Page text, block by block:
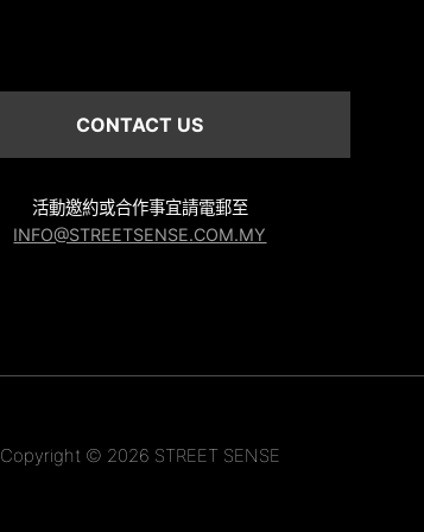
CONTACT US
活動邀約或合作事宜請電郵至
INFO@STREETSENSE.COM.MY
Copyright © 2026 STREET SENSE